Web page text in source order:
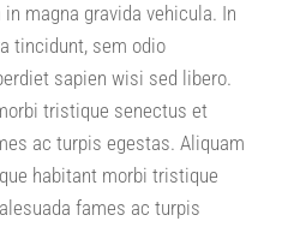
magna gravida vehicula. In
tincidunt, sem odio
sapien wisi sed libero.
tristique senectus et
ac turpis egestas.Aliquam
habitant morbi tristique
fames ac turpis